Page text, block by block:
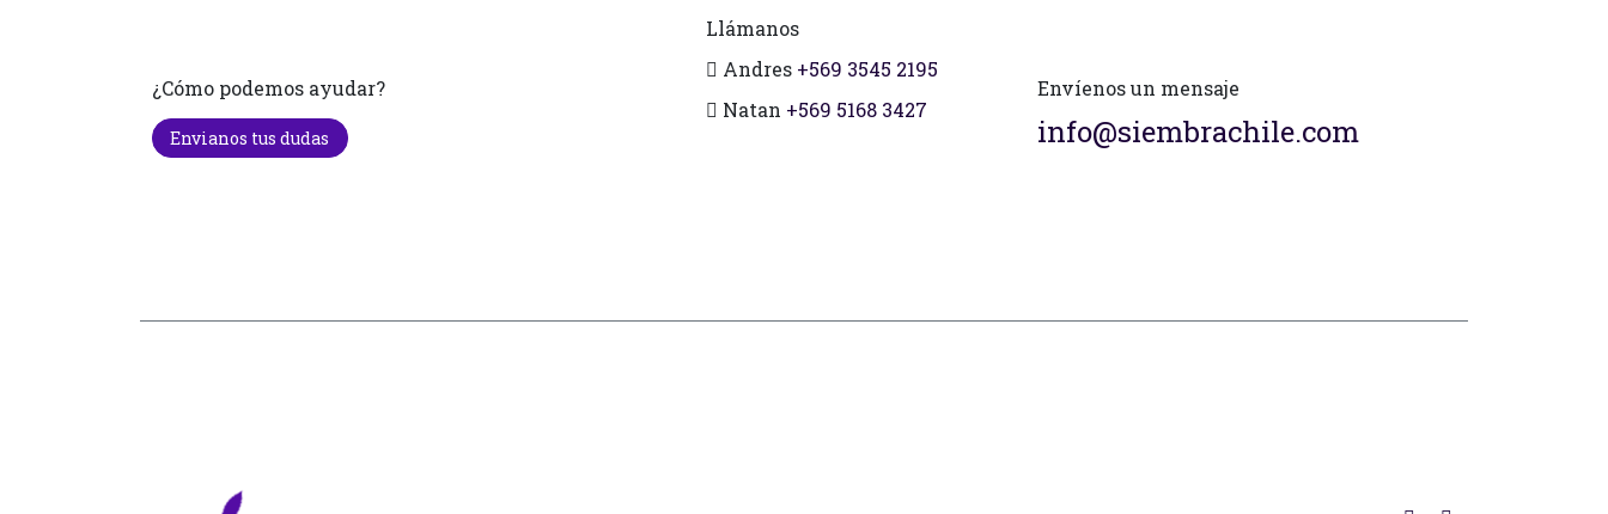
¿Cómo podemos ayudar?
Envianos tus dudas
Llámanos
Andres +569 3545 2195
Natan +569 5168 3427
Envíenos un mensaje
info@siembrachile.com